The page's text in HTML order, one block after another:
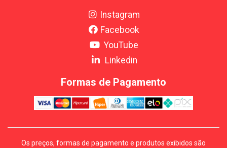
Instagram
Facebook
YouTube
Linkedin
Formas de Pagamento
Os preços, formas de pagamento e produtos exibidos são